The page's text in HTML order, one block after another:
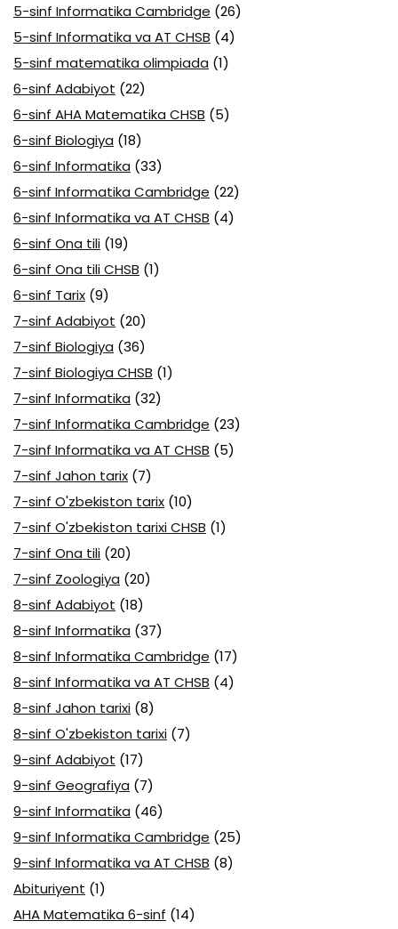
5-sinf Informatika Cambridge (26)
5-sinf Informatika va AT CHSB (4)
5-sinf matematika olimpiada (1)
6-sinf Adabiyot (22)
6-sinf AHA Matematika CHSB (5)
6-sinf Biologiya (18)
6-sinf Informatika (33)
6-sinf Informatika Cambridge (22)
6-sinf Informatika va AT CHSB (4)
6-sinf Ona tili (19)
6-sinf Ona tili CHSB (1)
6-sinf Tarix (9)
7-sinf Adabiyot (20)
7-sinf Biologiya (36)
7-sinf Biologiya CHSB (1)
7-sinf Informatika (32)
7-sinf Informatika Cambridge (23)
7-sinf Informatika va AT CHSB (5)
7-sinf Jahon tarix (7)
7-sinf O'zbekiston tarix (10)
7-sinf O'zbekiston tarixi CHSB (1)
7-sinf Ona tili (20)
7-sinf Zoologiya (20)
8-sinf Adabiyot (18)
8-sinf Informatika (37)
8-sinf Informatika Cambridge (17)
8-sinf Informatika va AT CHSB (4)
8-sinf Jahon tarixi (8)
8-sinf O'zbekiston tarixi (7)
9-sinf Adabiyot (17)
9-sinf Geografiya (7)
9-sinf Informatika (46)
9-sinf Informatika Cambridge (25)
9-sinf Informatika va AT CHSB (8)
Abituriyent (1)
AHA Matematika 6-sinf (14)